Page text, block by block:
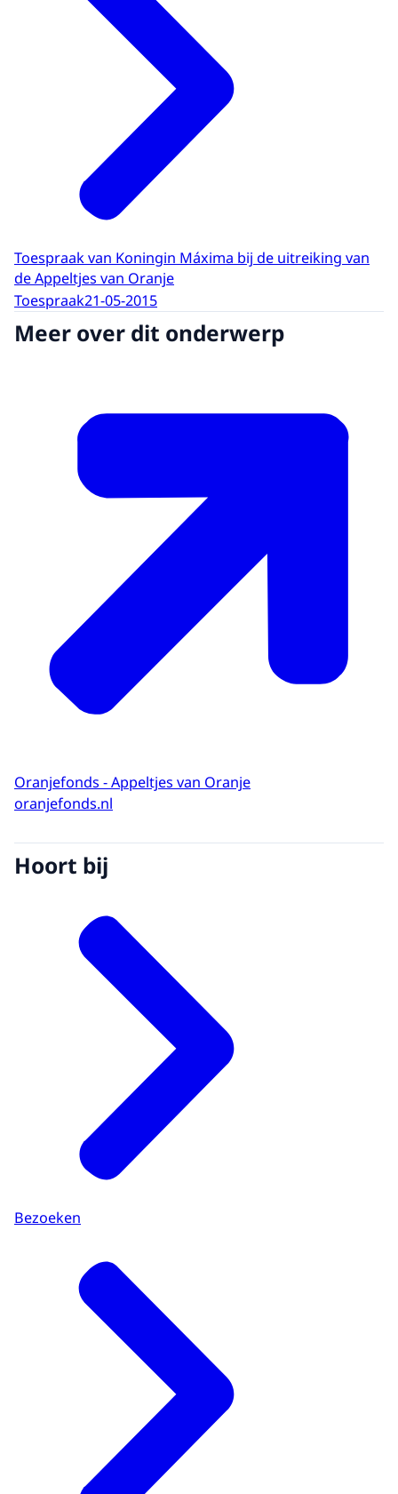
Toespraak van Koningin Máxima bij de uitreiking van
de Appeltjes van Oranje
Toespraak21-05-2015
Meer over dit onderwerp
Oranjefonds - Appeltjes van Oranje
oranjefonds.nl
Hoort bij
Bezoeken